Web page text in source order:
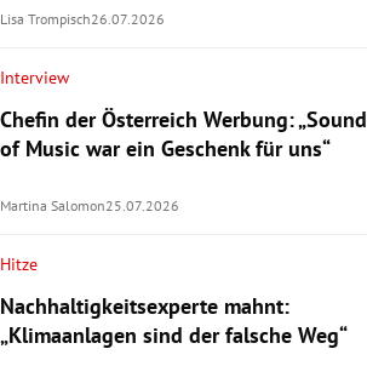
Lisa Trompisch26.07.2026
Interview
Chefin der Österreich Werbung: „Sound
of Music war ein Geschenk für uns“
Martina Salomon25.07.2026
Hitze
Nachhaltigkeitsexperte mahnt:
„Klimaanlagen sind der falsche Weg“